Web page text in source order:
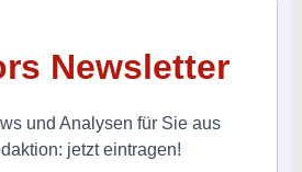
Newsletter
und Analysen für Sie aus
jetzt eintragen!